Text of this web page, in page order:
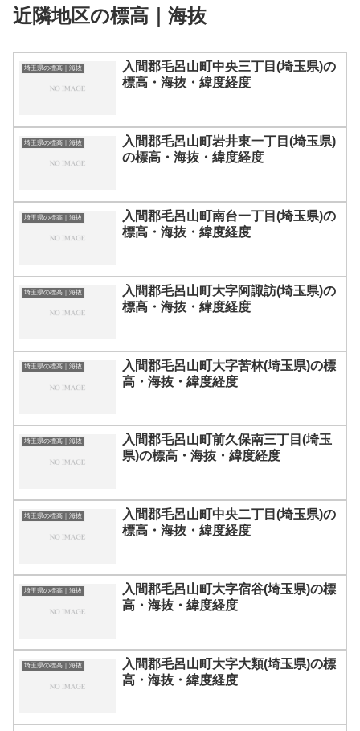
近隣地区の標高｜海抜
埼玉県の標高｜海抜
入間郡毛呂山町中央三丁目(埼玉県)の
標高・海抜・緯度経度
埼玉県の標高｜海抜
入間郡毛呂山町岩井東一丁目(埼玉県)
の標高・海抜・緯度経度
埼玉県の標高｜海抜
入間郡毛呂山町南台一丁目(埼玉県)の
標高・海抜・緯度経度
埼玉県の標高｜海抜
入間郡毛呂山町大字阿諏訪(埼玉県)の
標高・海抜・緯度経度
埼玉県の標高｜海抜
入間郡毛呂山町大字苦林(埼玉県)の標
高・海抜・緯度経度
埼玉県の標高｜海抜
入間郡毛呂山町前久保南三丁目(埼玉
県)の標高・海抜・緯度経度
埼玉県の標高｜海抜
入間郡毛呂山町中央二丁目(埼玉県)の
標高・海抜・緯度経度
埼玉県の標高｜海抜
入間郡毛呂山町大字宿谷(埼玉県)の標
高・海抜・緯度経度
埼玉県の標高｜海抜
入間郡毛呂山町大字大類(埼玉県)の標
高・海抜・緯度経度